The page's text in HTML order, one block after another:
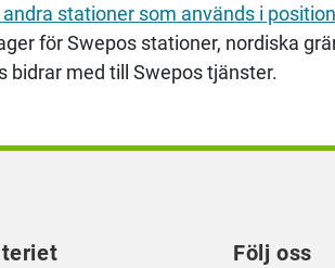
stationer som används i
för Swepos stationer, nordiska
med till Swepos tjänster.
Följ oss